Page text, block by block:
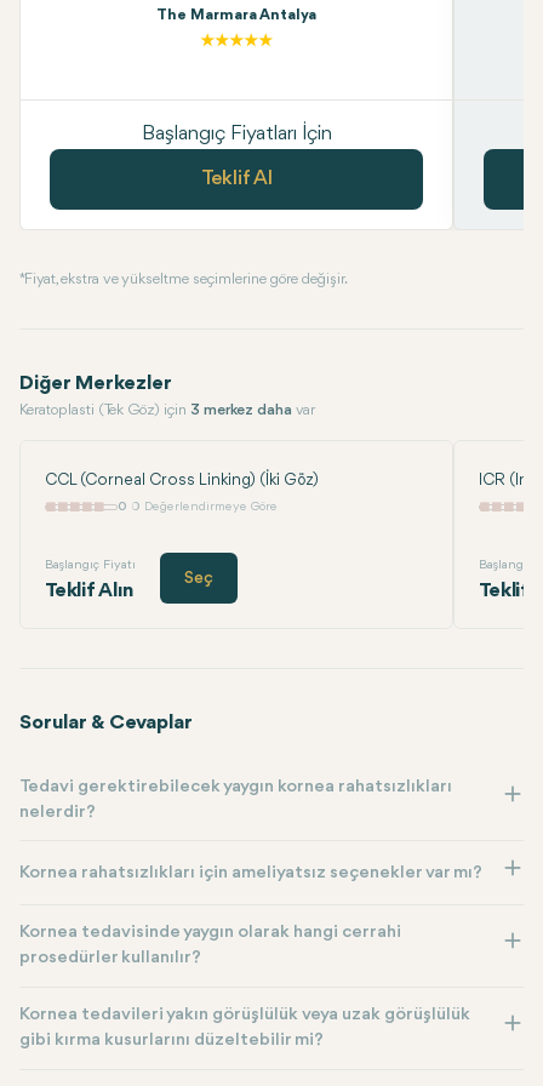
The Marmara Antalya
Başlangıç Fiyatları İçin
Teklif Al
* Fiyat, ekstra ve yükseltme seçimlerine göre değişir.
Diğer Merkezler
Keratoplasti (Tek Göz) için 3 merkez daha var
CCL (Corneal Cross Linking) (İki Göz)
0 0 Değerlendirmeye Göre
Başlangıç Fiyatı
Teklif Alın
Seç
ICR
Başlangıç
Teklif
Sorular & Cevaplar
Tedavi gerektirebilecek yaygın kornea rahatsızlıkları
nelerdir?
Kornea rahatsızlıkları için ameliyatsız seçenekler var mı?
Kornea tedavisinde yaygın olarak hangi cerrahi
prosedürler kullanılır?
Kornea tedavileri yakın görüşlülük veya uzak görüşlülük
gibi kırma kusurlarını düzeltebilir mi?